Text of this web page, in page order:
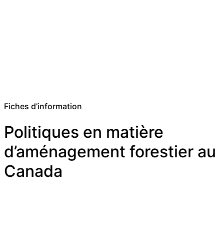
Fiches d’information
Politiques en matière
d’aménagement forestier au
Canada